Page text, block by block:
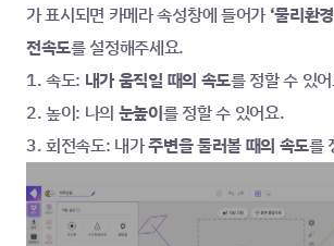
가 표시되면 카메라 속성창에 들어가 ‘물리환
전속도를 설정해주세요.
1. 속도: 내가 움직일 때의 속도를 정할 수 있
2. 높이: 나의 눈높이를 정할 수 있어요.
3. 회전속도: 내가 주변을 둘러볼 때의 속도를